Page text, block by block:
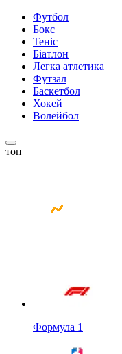
Футбол
Бокс
Теніс
Біатлон
Легка атлетика
Футзал
Баскетбол
Хокей
Волейбол
топ
Формула 1